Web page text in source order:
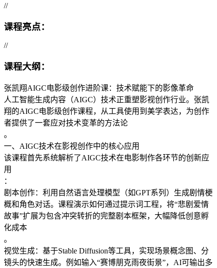
//
课程亮点：
//
课程大纲：
张凯翔AIGC电影级创作进阶课：技术赋能下的影像革命
人工智能生成内容（AIGC）技术正重塑影视创作行业。张凯
翔的AIGC电影级创作课程，从工具使用到美学表达，为创作
者提供了一套应对技术变革的方法论
。
一、AIGC技术在影视创作中的核心应用
该课程首先系统解析了AIGC技术在电影制作各环节的创新应
用
：
​​剧本创作​​：利用自然语言处理模型（如GPT系列）生成剧情梗
概和角色对话。课程演示如何通过提示词工程，将“悲剧爱情
故事”扩展为包含冲突转折的完整剧本框架，大幅降低创意孵
化成本
。
​​视觉生成​​：基于Stable Diffusion等工具，实现场景概念图、分
镜头的快速生成。例如输入“赛博朋克雨夜街景”，AI可输出多